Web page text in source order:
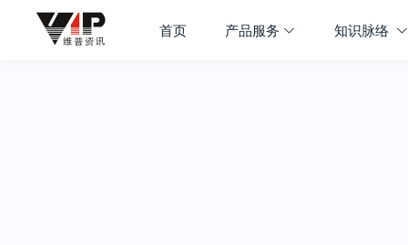
首页 产品服务 知识脉络